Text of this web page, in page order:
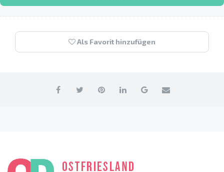
Als Favorit hinzufügen